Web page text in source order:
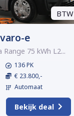
BTW
e
75 kWh L2...
136 PK
€ 23.800,-
Automaat
Bekijk deal